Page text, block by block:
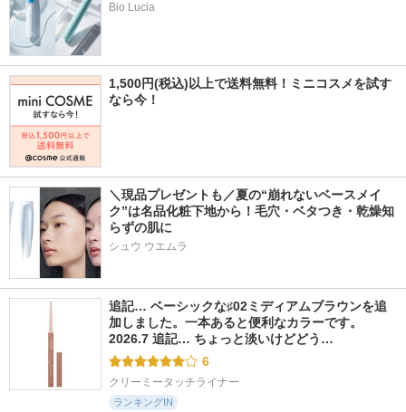
Bio Lucia
1,500円(税込)以上で送料無料！ミニコスメを試す
なら今！
＼現品プレゼントも／夏の“崩れないベースメイ
ク”は名品化粧下地から！毛穴・ベタつき・乾燥知
らずの肌に
シュウ ウエムラ
追記… ベーシックな♯02ミディアムブラウンを追
加しました。一本あると便利なカラーです。
2026.7 追記… ちょっと淡いけどどう…
6
クリーミータッチライナー
ランキングIN